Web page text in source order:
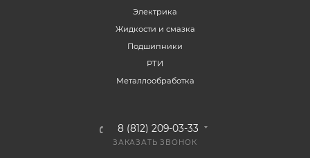
Электрика
Жидкости и смазка
Подшипники
РТИ
Металлообработка
8 (812) 209-03-33
ЗАКАЗАТЬ ЗВОНОК